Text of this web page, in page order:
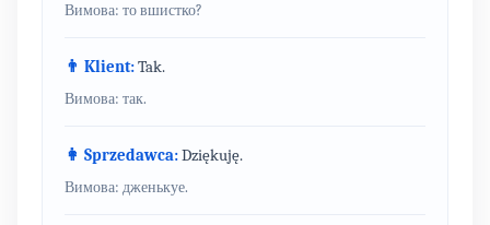
Вимова: то вшистко?
👨 Klient:Tak.
Вимова: так.
👩 Sprzedawca:Dziękuję.
Вимова: дженькуе.